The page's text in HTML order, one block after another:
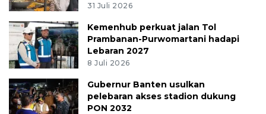
31 Juli 2026
Kemenhub perkuat jalan Tol
Prambanan-Purwomartani hadapi
Lebaran 2027
8 Juli 2026
Gubernur Banten usulkan
pelebaran akses stadion dukung
PON 2032